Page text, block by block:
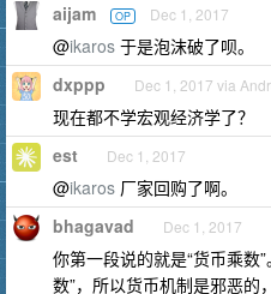
aijam OP Dec 1, 2017
@ikaros 于是泡沫破了呗。
dxppp Dec 1, 2017 via
现在都不学宏观经济学了？
est Dec 1, 2017
@ikaros 厂家回购了啊。
bhagavad Dec 1, 2017
你第一段说的就是“货币乘数
数”，所以货币机制是邪恶的